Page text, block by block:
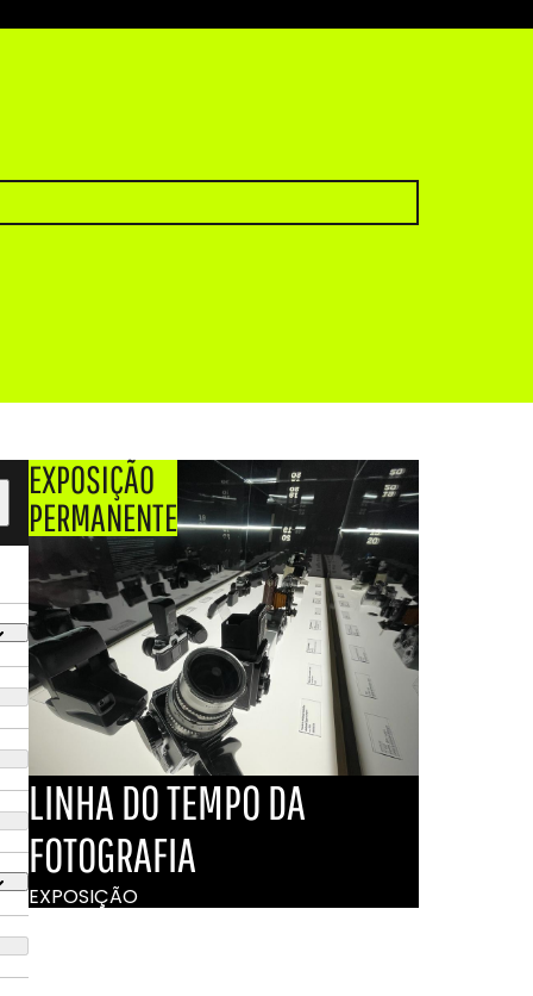
EXPOSIÇÃO
PERMANENTE
LINHA DO TEMPO DA
FOTOGRAFIA
EXPOSIÇÃO